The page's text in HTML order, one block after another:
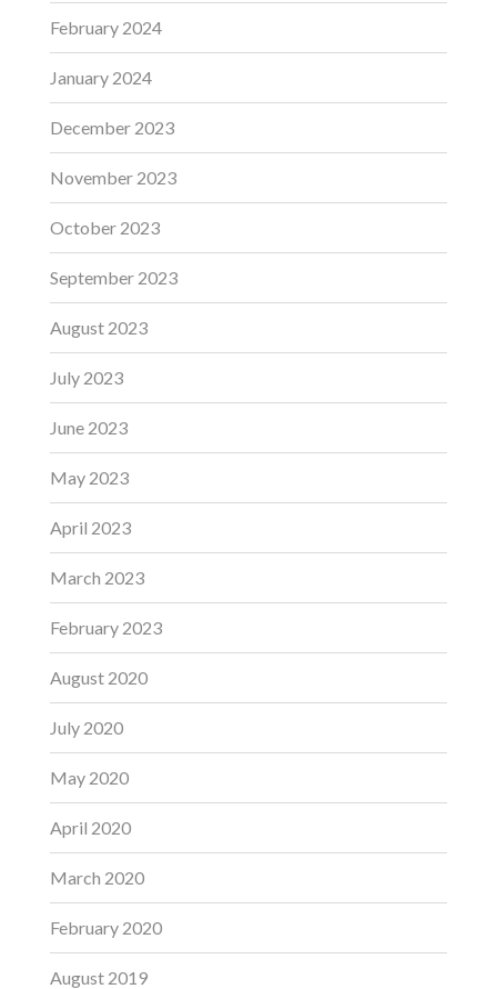
February 2024
January 2024
December 2023
November 2023
October 2023
September 2023
August 2023
July 2023
June 2023
May 2023
April 2023
March 2023
February 2023
August 2020
July 2020
May 2020
April 2020
March 2020
February 2020
August 2019